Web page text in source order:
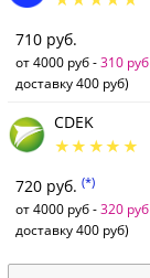
710 руб.
от 4000 руб -310 руб
доставку 400 руб)
CDEK
720 руб. (*)
от 4000 руб -320 руб
доставку 400 руб)